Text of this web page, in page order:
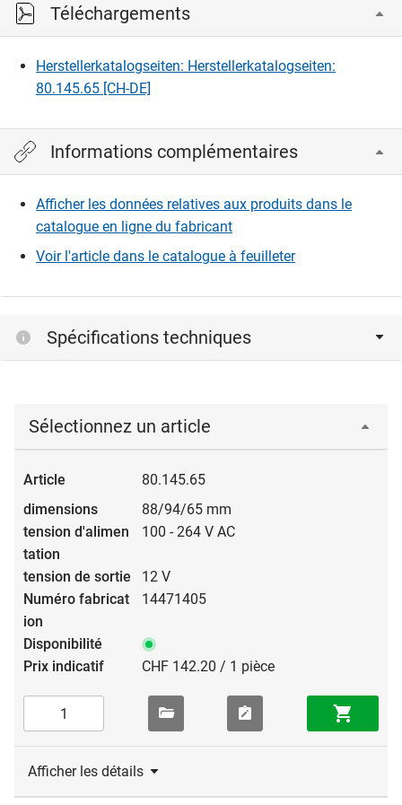
Téléchargements
Herstellerkatalogseiten: Herstellerkatalogseiten:
80.145.65 [CH-DE]
Informations complémentaires
Afficher les données relatives aux produits dans le
catalogue en ligne du fabricant
Voir l'article dans le catalogue à feuilleter
Spécifications techniques
Sélectionnez un article
80.145.65
88/94/65 mm
100 - 264 V AC
12 V
14471405
CHF 142.20 / 1 pièce
Afficher les détails